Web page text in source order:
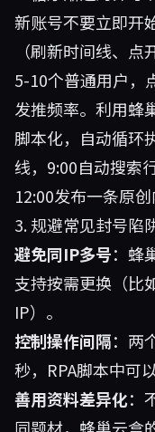
新账号不要立即开
（刷新时间线、
5-10个普通用户，
发推频率。利用蜂
脚本化，自动循环
线，9:00自动搜索
12:00发布一条原创
3. 规避常见封号陷
避免同IP多号：蜂
支持按需更换（比
IP）。
控制操作间隔：两
秒，RPA脚本中可
善用资料差异化：